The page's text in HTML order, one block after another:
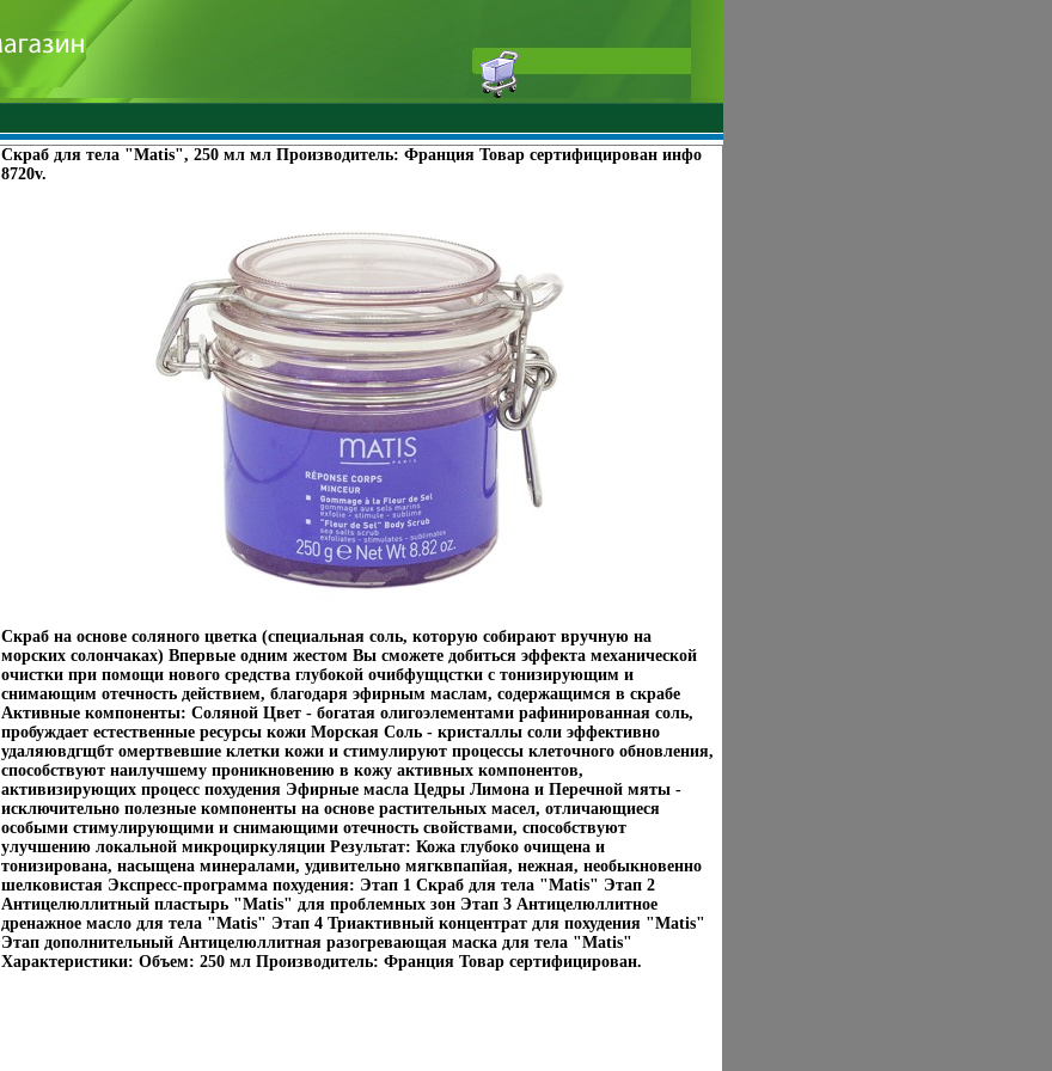
Скраб для тела "Matis", 250 мл мл Производитель: Франция Товар сертифицирован инфо
8720v.
Скраб на основе соляного цветка (специальная соль, которую собирают вручную на
морских солончаках) Впервые одним жестом Вы сможете добиться эффекта механической
очистки при помощи нового средства глубокой очибфущцстки с тонизирующим и
снимающим отечность действием, благодаря эфирным маслам, содержащимся в скрабе
Активные компоненты: Соляной Цвет - богатая олигоэлементами рафинированная соль,
пробуждает естественные ресурсы кожи Морская Соль - кристаллы соли эффективно
удаляювдгщбт омертвевшие клетки кожи и стимулируют процессы клеточного обновления,
способствуют наилучшему проникновению в кожу активных компонентов,
активизирующих процесс похудения Эфирные масла Цедры Лимона и Перечной мяты -
исключительно полезные компоненты на основе растительных масел, отличающиеся
особыми стимулирующими и снимающими отечность свойствами, способствуют
улучшению локальной микроциркуляции Результат: Кожа глубоко очищена и
тонизирована, насыщена минералами, удивительно мягквпапйая, нежная, необыкновенно
шелковистая Экспресс-программа похудения: Этап 1 Скраб для тела "Matis" Этап 2
Антицелюллитный пластырь "Matis" для проблемных зон Этап 3 Антицелюллитное
дренажное масло для тела "Matis" Этап 4 Триактивный концентрат для похудения "Matis"
Этап дополнительный Антицелюллитная разогревающая маска для тела "Matis"
Характеристики: Объем: 250 мл Производитель: Франция Товар сертифицирован.